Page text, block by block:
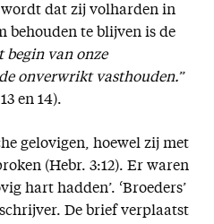
wordt dat zij volharden in
behouden te blijven is de
begin van onze
onverwrikt vasthouden.”
en 14).
gelovigen, hoewel zij met
(Hebr. 3:12). Er waren
hart hadden’. ‘Broeders’
De brief verplaatst